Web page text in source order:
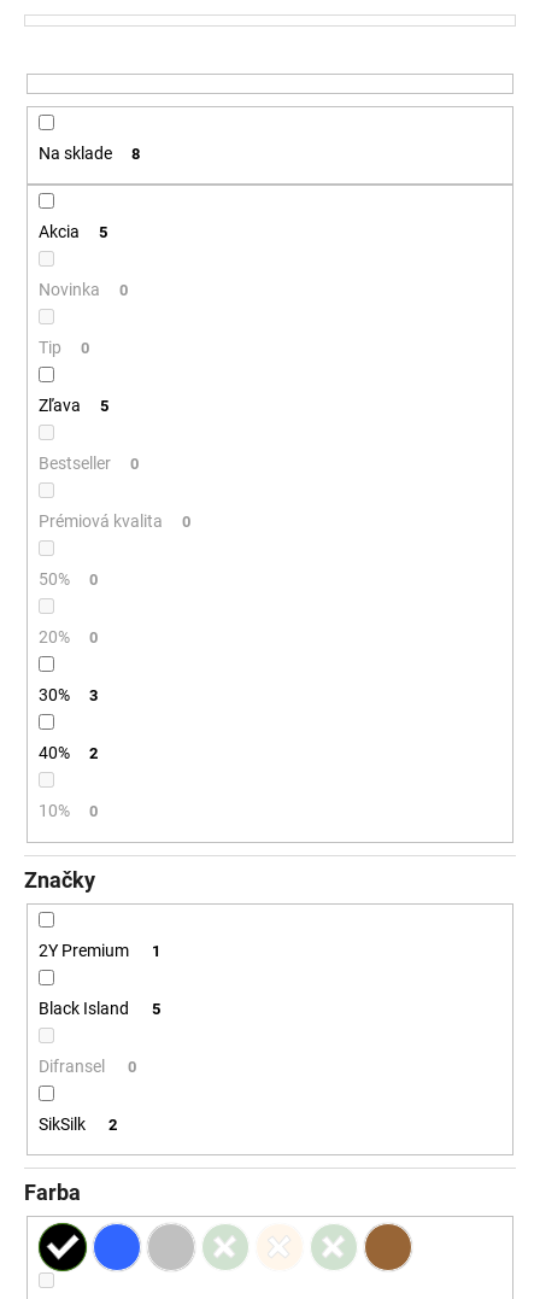
o
u
k
Na sklade 8
Akcia 5
Novinka 0
Tip 0
Zľava 5
Bestseller 0
Prémiová kvalita 0
50% 0
20% 0
30% 3
40% 2
10% 0
Značky
2Y Premium 1
Black Island 5
Difransel 0
SikSilk 2
Farba
á
s
O
m